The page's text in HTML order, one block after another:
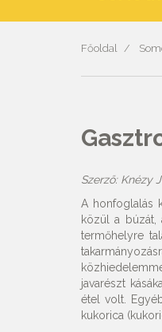
Főoldal
Szerző: Knézy
A honfoglalás
közül a búzát,
termőhelyre
javarészt
étel volt.
kukorica